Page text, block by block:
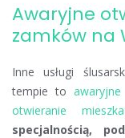
Awaryjne
zamków na
Inne usługi
tempie to
otwieranie
specjalnością,